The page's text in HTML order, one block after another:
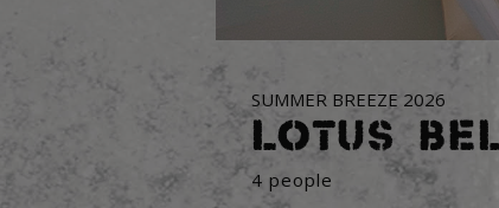
SUMMER BREEZE 2026
LOTUS
4 people